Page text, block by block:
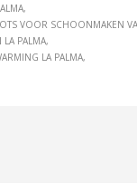
VOOR SCHOONMAKEN
LA PALMA
LA PALMA